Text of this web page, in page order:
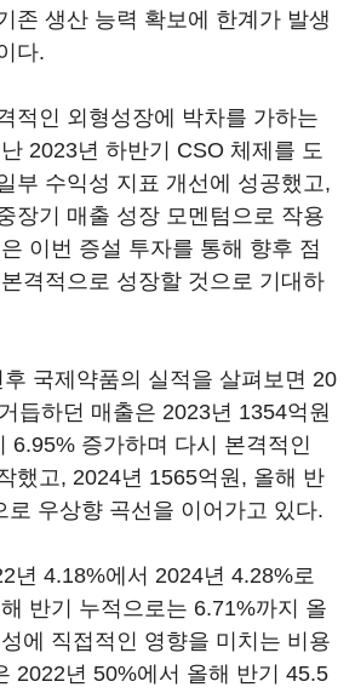
존 생산 능력 확보에 한계가 발생
다.
적인 외형성장에 박차를 가하는
2023년 하반기 CSO 체제를 도
부 수익성 지표 개선에 성공했고,
장기 매출 성장 모멘텀으로 작용
이번 증설 투자를 통해 향후 점
격적으로 성장할 것으로 기대하
국제약품의 실적을 살펴보면 20
듭하던 매출은 2023년 1354억원
6.95% 증가하며 다시 본격적인
했고, 2024년 1565억원, 올해 반
로 우상향 곡선을 이어가고 있다.
년 4.18%에서 2024년 4.28%로
반기 누적으로는 6.71%까지 올
에 직접적인 영향을 미치는 비용
2022년 50%에서 올해 반기 45.5